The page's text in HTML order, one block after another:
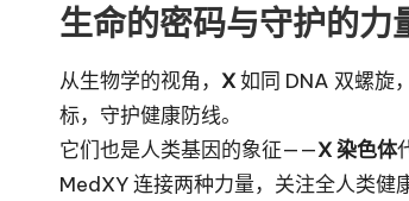
生命的密码与守护的力
从生物学的视角， X如同 DNA 双螺旋
标，守护健康防线。
它们也是人类基因的象征——X 染色体
MedXY 连接两种力量，关注全人类健